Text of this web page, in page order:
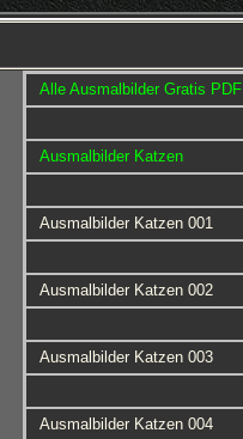
Alle Ausmalbilder Gratis PDF
Ausmalbilder Katzen
Ausmalbilder Katzen 001
Ausmalbilder Katzen 002
Ausmalbilder Katzen 003
Ausmalbilder Katzen 004